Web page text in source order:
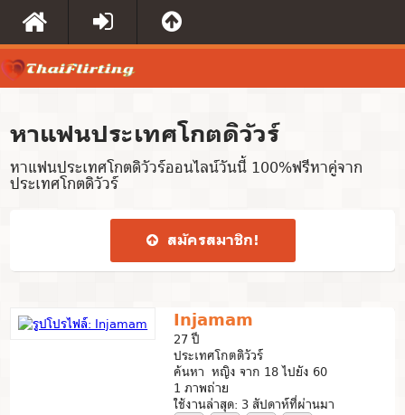
หาแฟนประเทศโกตดิวัวร์
หาแฟนประเทศโกตดิวัวร์ออนไลน์วันนี้ 100%ฟรีหาคู่จาก
ประเทศโกตดิวัวร์
สมัคร​สมาชิก​!
Injamam
27 ปี
ประเทศโกตดิวัวร์
ค้นหา หญิง จาก 18 ไปยัง 60
1 ภาพถ่าย
ใช้งานล่าสุด: 3 สัปดาห์ที่ผ่านมา